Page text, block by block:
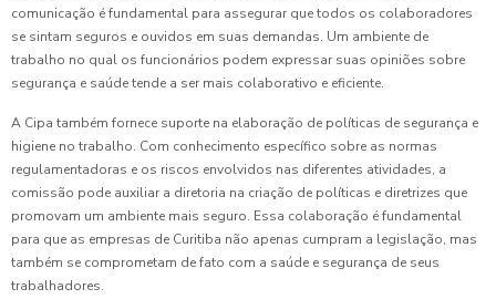
comunicação é fundamental para assegurar que todos os colaboradores
se sintam seguros e ouvidos em suas demandas. Um ambiente de
trabalho no qual os funcionários podem expressar suas opiniões sobre
segurança e saúde tende a ser mais colaborativo e eficiente.
A Cipa também fornece suporte na elaboração de políticas de segurança e
higiene no trabalho. Com conhecimento específico sobre as normas
regulamentadoras e os riscos envolvidos nas diferentes atividades, a
comissão pode auxiliar a diretoria na criação de políticas e diretrizes que
promovam um ambiente mais seguro. Essa colaboração é fundamental
para que as empresas de Curitiba não apenas cumpram a legislação, mas
também se comprometam de fato com a saúde e segurança de seus
trabalhadores.